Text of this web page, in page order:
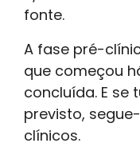
fonte.
A fase pré-
que começou
concluída. E se
previsto,
clínicos.